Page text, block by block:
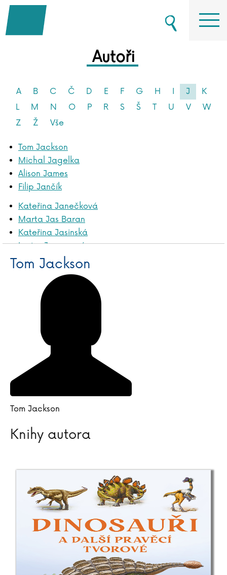
Autoři
A B C Č D E F G H I J
K
L
M N O P R S Š T U V
W
Z
Ž Vše
Tom Jackson
Michal Jagelka
Alison James
Filip Jančík
Kateřina Janečková
Marta Jas Baran
Kateřina Jasinská
Louise Jensenová
Ivana Jirešová
Tomáš Jirman
Boris Johnson
Tim Johnston
Ewa Jostes
Tom Jackson
Tom Jackson
Knihy autora